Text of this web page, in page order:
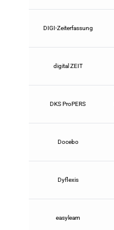
DIGI-Zeiterfassung
digital ZEIT
DKS ProPERS
Docebo
Dyflexis
easylearn